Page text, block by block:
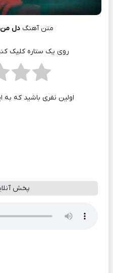
متن آهنگ دل من
روی یک ستاره کلیک
اولین نفری باشید که به
پخش